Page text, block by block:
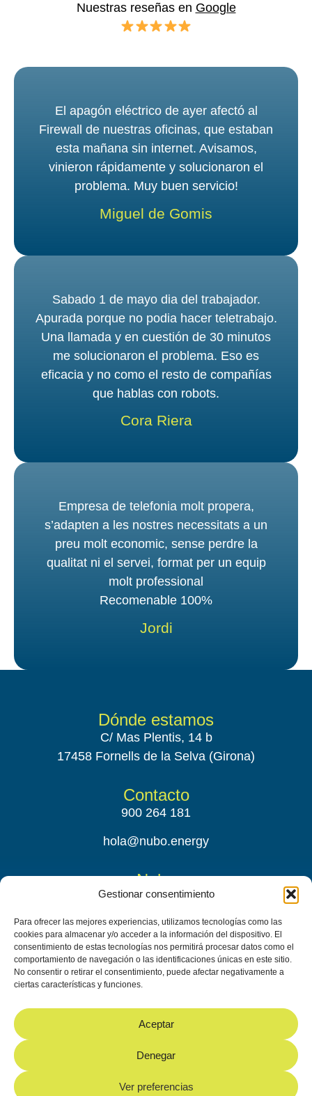
Gestionar consentimiento
Para ofrecer las mejores experiencias, utilizamos tecnologías como las
cookies para almacenar y/o acceder a la información del dispositivo. El
consentimiento de estas tecnologías nos permitirá procesar datos como el
comportamiento de navegación o las identificaciones únicas en este sitio.
No consentir o retirar el consentimiento, puede afectar negativamente a
ciertas características y funciones.
Aceptar
Denegar
Ver preferencias
Nuestras reseñas en Google
El apagón eléctrico de ayer afectó al
Firewall de nuestras oficinas, que estaban
esta mañana sin internet. Avisamos,
vinieron rápidamente y solucionaron el
problema. Muy buen servicio!
Miguel de Gomis
Sabado 1 de mayo dia del trabajador.
Apurada porque no podia hacer teletrabajo.
Una llamada y en cuestión de 30 minutos
me solucionaron el problema. Eso es
eficacia y no como el resto de compañías
que hablas con robots.
Cora Riera
Empresa de telefonia molt propera,
s’adapten a les nostres necessitats a un
preu molt economic, sense perdre la
qualitat ni el servei, format per un equip
molt professional
Recomenable 100%
Jordi
Dónde estamos
C/ Mas Plentis, 14 b
17458 Fornells de la Selva (Girona)
Contacto
900 264 181
hola@nubo.energy
Nubo
Conócenos
Síguenos
Instagram